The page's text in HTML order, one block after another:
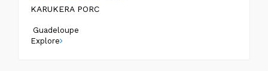
KARUKERA PORC
Guadeloupe
Explore